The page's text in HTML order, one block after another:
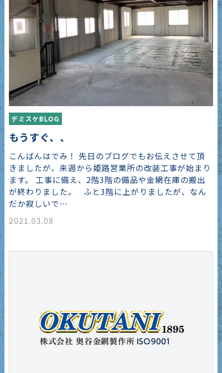
デミスケBLOG
もうすぐ、、
こんばんはでみ！ 先日のブログでもお伝えさせて頂
きましたが、来週から姫路営業所の改装工事が始まり
ます。 工事に備え、2階3階の備品や金網在庫の搬出
が終わりました。 ふと3階に上がりましたが、なん
だか寂しいで…
2021.03.08